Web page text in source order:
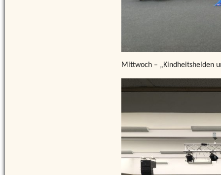
Mittwoch – „Kindheitshelden